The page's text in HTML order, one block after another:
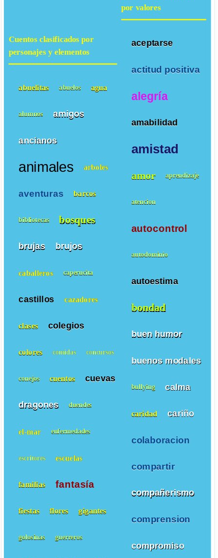
por valores
aceptarse
actitud positiva
alegría
amabilidad
amistad
amor aprendizaje
atencion
autocontrol
autodominio
autoestima
bondad
buen humor
buenos modales
bullying calma
caridad cariño
colaboracion
compartir
compañerismo
comprension
compromiso
Cuentos clasificados por
personajes y elementos
abuelitas abuelos agua
alumnos amigos
ancianos
animales arboles
aventuras barcos
bibliotecas bosques
brujas brujos
caballeros caperucita
castillos cazadores
clases colegios
colores comidas concursos
conejos cuentos cuevas
dragones duendes
el-mar enfermedades
escritores escuelas
familias fantasía
fiestas flores gigantes
golosinas guerreros